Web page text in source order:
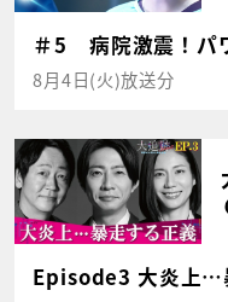
＃5 病院激震！パ
8月4日(火)放送分
Episode3 大炎上…